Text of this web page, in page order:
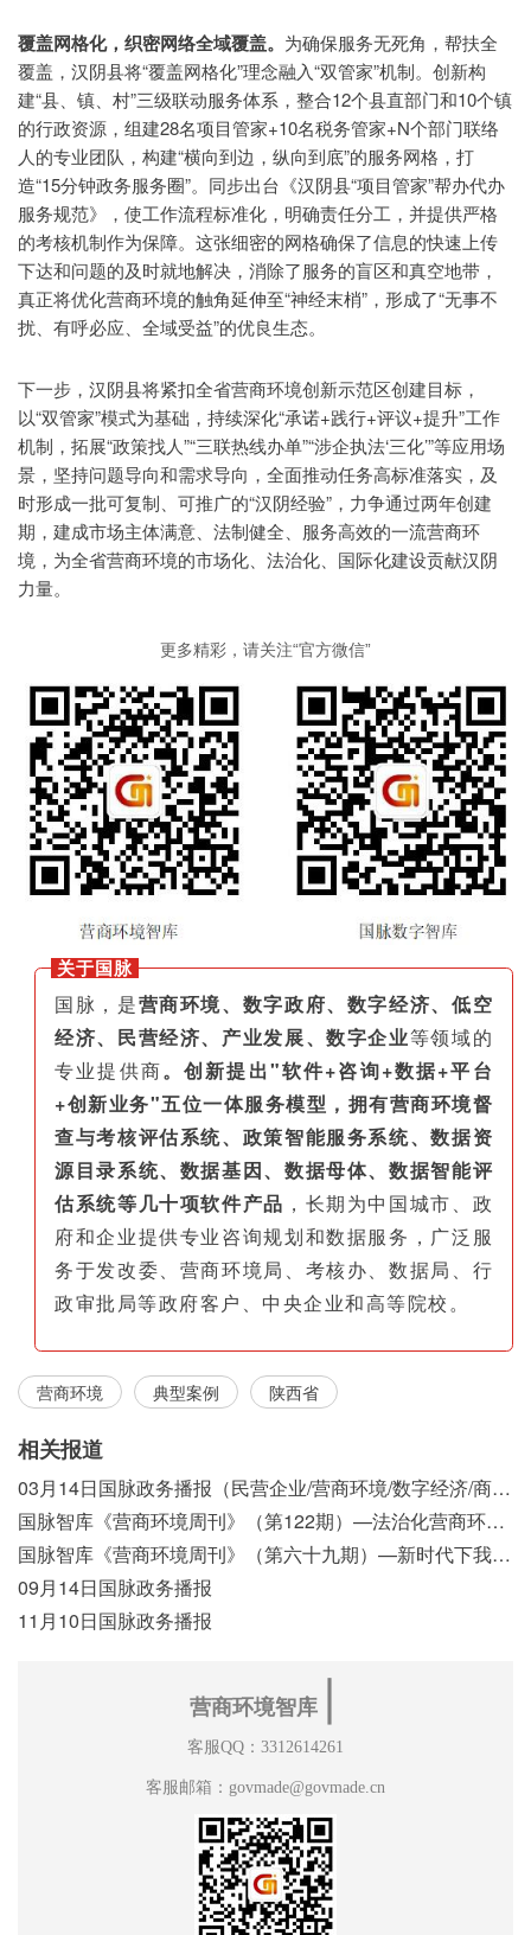
覆盖网格化，织密网络全域覆盖。 为确保服务无死角，帮扶全
覆盖，汉阴县将“覆盖网格化”理念融入“双管家”机制。创新构
建“县、镇、村”三级联动服务体系，整合12个县直部门和10个镇
的行政资源，组建28名项目管家+10名税务管家+N个部门联络
人的专业团队，构建“横向到边，纵向到底”的服务网格，打
造“15分钟政务服务圈”。同步出台《汉阴县“项目管家”帮办代办
服务规范》，使工作流程标准化，明确责任分工，并提供严格
的考核机制作为保障。这张细密的网格确保了信息的快速上传
下达和问题的及时就地解决，消除了服务的盲区和真空地带，
真正将优化营商环境的触角延伸至“神经末梢”，形成了“无事不
扰、有呼必应、全域受益”的优良生态。
下一步，汉阴县将紧扣全省营商环境创新示范区创建目标，
以“双管家”模式为基础，持续深化“承诺+践行+评议+提升”工作
机制，拓展“政策找人”“三联热线办单”“涉企执法‘三化’”等应用场
景，坚持问题导向和需求导向，全面推动任务高标准落实，及
时形成一批可复制、可推广的“汉阴经验”，力争通过两年创建
期，建成市场主体满意、法制健全、服务高效的一流营商环
境，为全省营商环境的市场化、法治化、国际化建设贡献汉阴
力量。
更多精彩，请关注“官方微信”
关于国脉
国脉，是营商环境、数字政府、数字经济、低空
经济、民营经济、产业发展、数字企业等领域的
专业提供商。创新提出"软件+咨询+数据+平台
+创新业务"五位一体服务模型，拥有营商环境督
查与考核评估系统、政策智能服务系统、数据资
源目录系统、数据基因、数据母体、数据智能评
估系统等几十项软件产品 ，长期为中国城市、政
府和企业提供专业咨询规划和数据服务，广泛服
务于发改委、营商环境局、考核办、数据局、行
政审批局等政府客户、中央企业和高等院校。
营商环境 典型案例 陕西省
相关报道
03月14日国脉政务播报（民营企业/营商环境/数字经济/商事制度改革）
国脉智库《营商环境周刊》（第122期）—法治化营商环境视域下我国行政执法公示制度浅析
国脉智库《营商环境周刊》（第六十九期）—新时代下我国营商环境标准体系构建初探
09月14日国脉政务播报
11月10日国脉政务播报
营商环境智库
客服QQ：3312614261
客服邮箱：govmade@govmade.cn